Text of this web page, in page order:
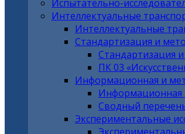
Испытательно-
Интеллектуальные
Интеллектуальные
Стандартизация и
Стандартизация
ПК 03
Информационная и
Информационная
Сводный
Экспериментальные